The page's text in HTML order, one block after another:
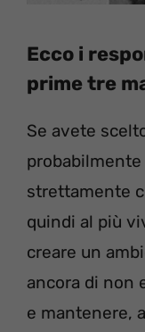
Ecco i
prime tre
Se avete
strettamente
quindi al più
creare un
ancora di non
e mantenere,